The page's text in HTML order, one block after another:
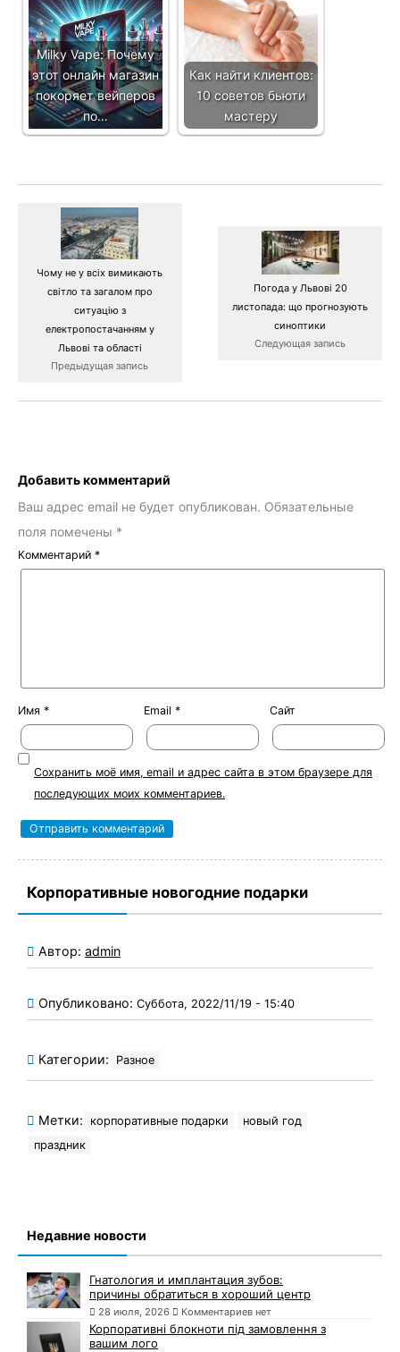
Milky Vape: Почему
этот онлайн магазин
покоряет вейперов
по…
Как найти клиентов:
10 советов бьюти
мастеру
Чому не у всіх вимикають
світло та загалом про
ситуацію з
електропостачанням у
Львові та області
Предыдущая запись
Погода у Львові 20
листопада: що прогнозують
синоптики
Следующая запись
Добавить комментарий
Ваш адрес email не будет опубликован. Обязательные
поля помечены *
Комментарий *
Имя * Email * Сайт
Сохранить моё имя, email и адрес сайта в этом браузере для
последующих моих комментариев.
Корпоративные новогодние подарки
Автор: admin
Опубликовано: Суббота, 2022/11/19 - 15:40
Категории: Разное
Метки: корпоративные подарки
новый год
праздник
Недавние новости
Гнатология и имплантация зубов:
причины обратиться в хороший центр
28 июля, 2026 Комментариев нет
Корпоративні блокноти під замовлення з
вашим лого